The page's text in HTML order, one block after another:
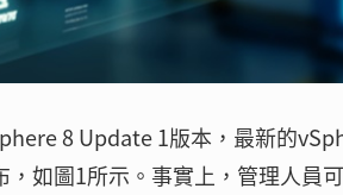
8 Update 1版本，最新的
如圖1所示。事實上，管理人員